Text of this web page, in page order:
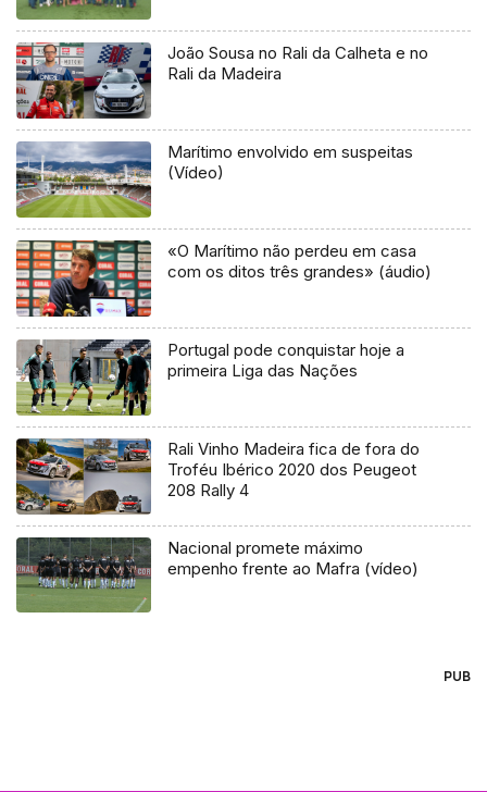
João Sousa no Rali da Calheta e no
Rali da Madeira
Marítimo envolvido em suspeitas
(Vídeo)
«O Marítimo não perdeu em casa
com os ditos três grandes» (áudio)
Portugal pode conquistar hoje a
primeira Liga das Nações
Rali Vinho Madeira fica de fora do
Troféu Ibérico 2020 dos Peugeot
208 Rally 4
Nacional promete máximo
empenho frente ao Mafra (vídeo)
PUB